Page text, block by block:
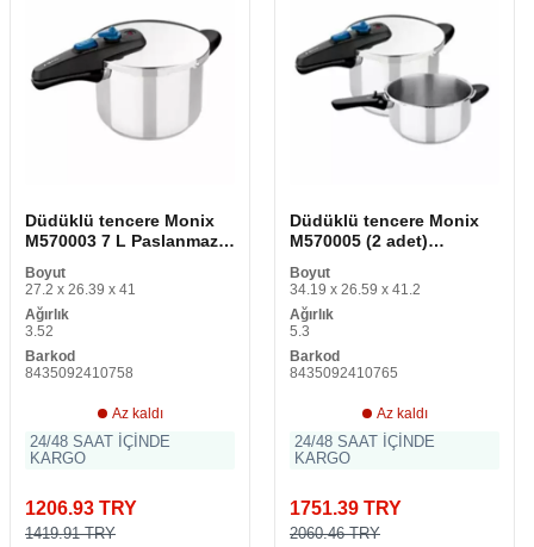
Düdüklü tencere Monix
M570003 7 L Paslanmaz
Boyut
27.2 x 26.39 x 41
Ağırlık
3.52
Barkod
8435092410758
Az kaldı
24/48 SAAT İÇİNDE
KARGO
1206.93 TRY
1419.91 TRY
Düdüklü tencere Monix
M570005 (2 adet)
Boyut
34.19 x 26.59 x 41.2
Ağırlık
5.3
Barkod
8435092410765
Az kaldı
24/48 SAAT İÇİNDE
KARGO
1751.39 TRY
2060.46 TRY